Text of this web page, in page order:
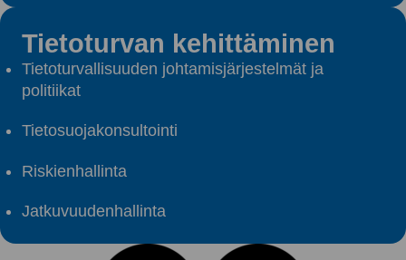
Tietoturvan kehittäminen
Tietoturvallisuuden johtamisjärjestelmät ja
politiikat
Tietosuojakonsultointi
Riskienhallinta
Jatkuvuudenhallinta